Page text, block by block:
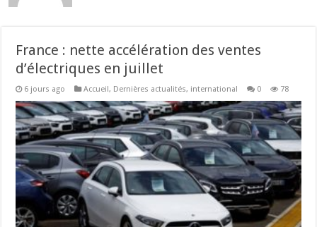
France : nette accélération des ventes
d’électriques en juillet
6 jours ago Accueil, Dernières actualités, international 0 78